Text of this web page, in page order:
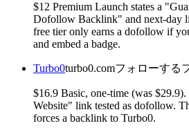
$12 Premium Launch states a
Dofollow Backlink" and next-day
free tier only earns a dofollow if
and embed a badge.
Turbo0turbo0.comフォローする
$16.9 Basic, one-time (was
Website" link tested as dofollow.
forces a backlink to Turbo0.